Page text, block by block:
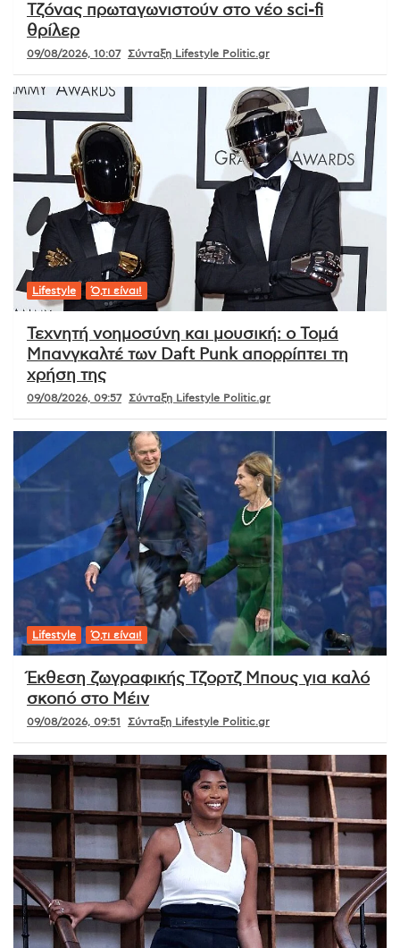
Τζόνας πρωταγωνιστούν στο νέο sci-fi
θρίλερ
09/08/2026, 10:07 Σύνταξη Lifestyle Politic.gr
Lifestyle Ό,τι είναι!
Τεχνητή νοημοσύνη και μουσική: ο Τομά
Μπανγκαλτέ των Daft Punk απορρίπτει τη
χρήση της
09/08/2026, 09:57 Σύνταξη Lifestyle Politic.gr
Lifestyle Ό,τι είναι!
Έκθεση ζωγραφικής Τζορτζ Μπους για καλό
σκοπό στο Μέιν
09/08/2026, 09:51 Σύνταξη Lifestyle Politic.gr